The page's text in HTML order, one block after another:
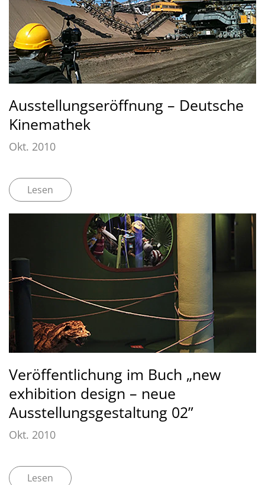
Ausstellungseröffnung – Deutsche
Kinemathek
Okt. 2010
Lesen
Veröffentlichung im Buch „new
exhibition design – neue
Ausstellungsgestaltung 02”
Okt. 2010
Lesen